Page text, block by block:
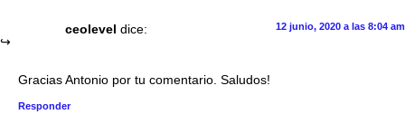
ceolevel dice: 12 junio, 2020 a las 8:04 am
Gracias Antonio por tu comentario. Saludos!
Responder